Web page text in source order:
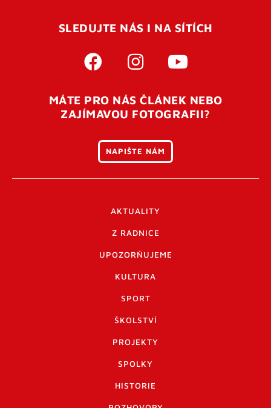
SLEDUJTE NÁS I NA SÍTÍCH
MÁTE PRO NÁS ČLÁNEK NEBO
ZAJÍMAVOU FOTOGRAFII?
NAPIŠTE NÁM
AKTUALITY
Z RADNICE
UPOZORŇUJEME
KULTURA
SPORT
ŠKOLSTVÍ
PROJEKTY
SPOLKY
HISTORIE